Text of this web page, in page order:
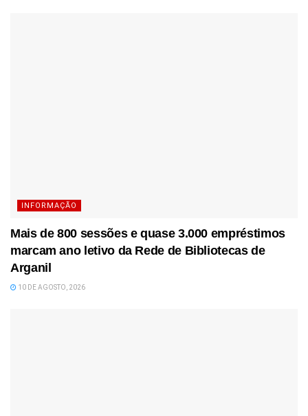
INFORMAÇÃO
Mais de 800 sessões e quase 3.000 empréstimos
marcam ano letivo da Rede de Bibliotecas de
Arganil
10 DE AGOSTO, 2026